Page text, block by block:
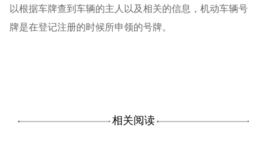
以根据车牌查到车辆的主人以及相关的信息，机动车辆号
牌是在登记注册的时候所申领的号牌。
相关阅读